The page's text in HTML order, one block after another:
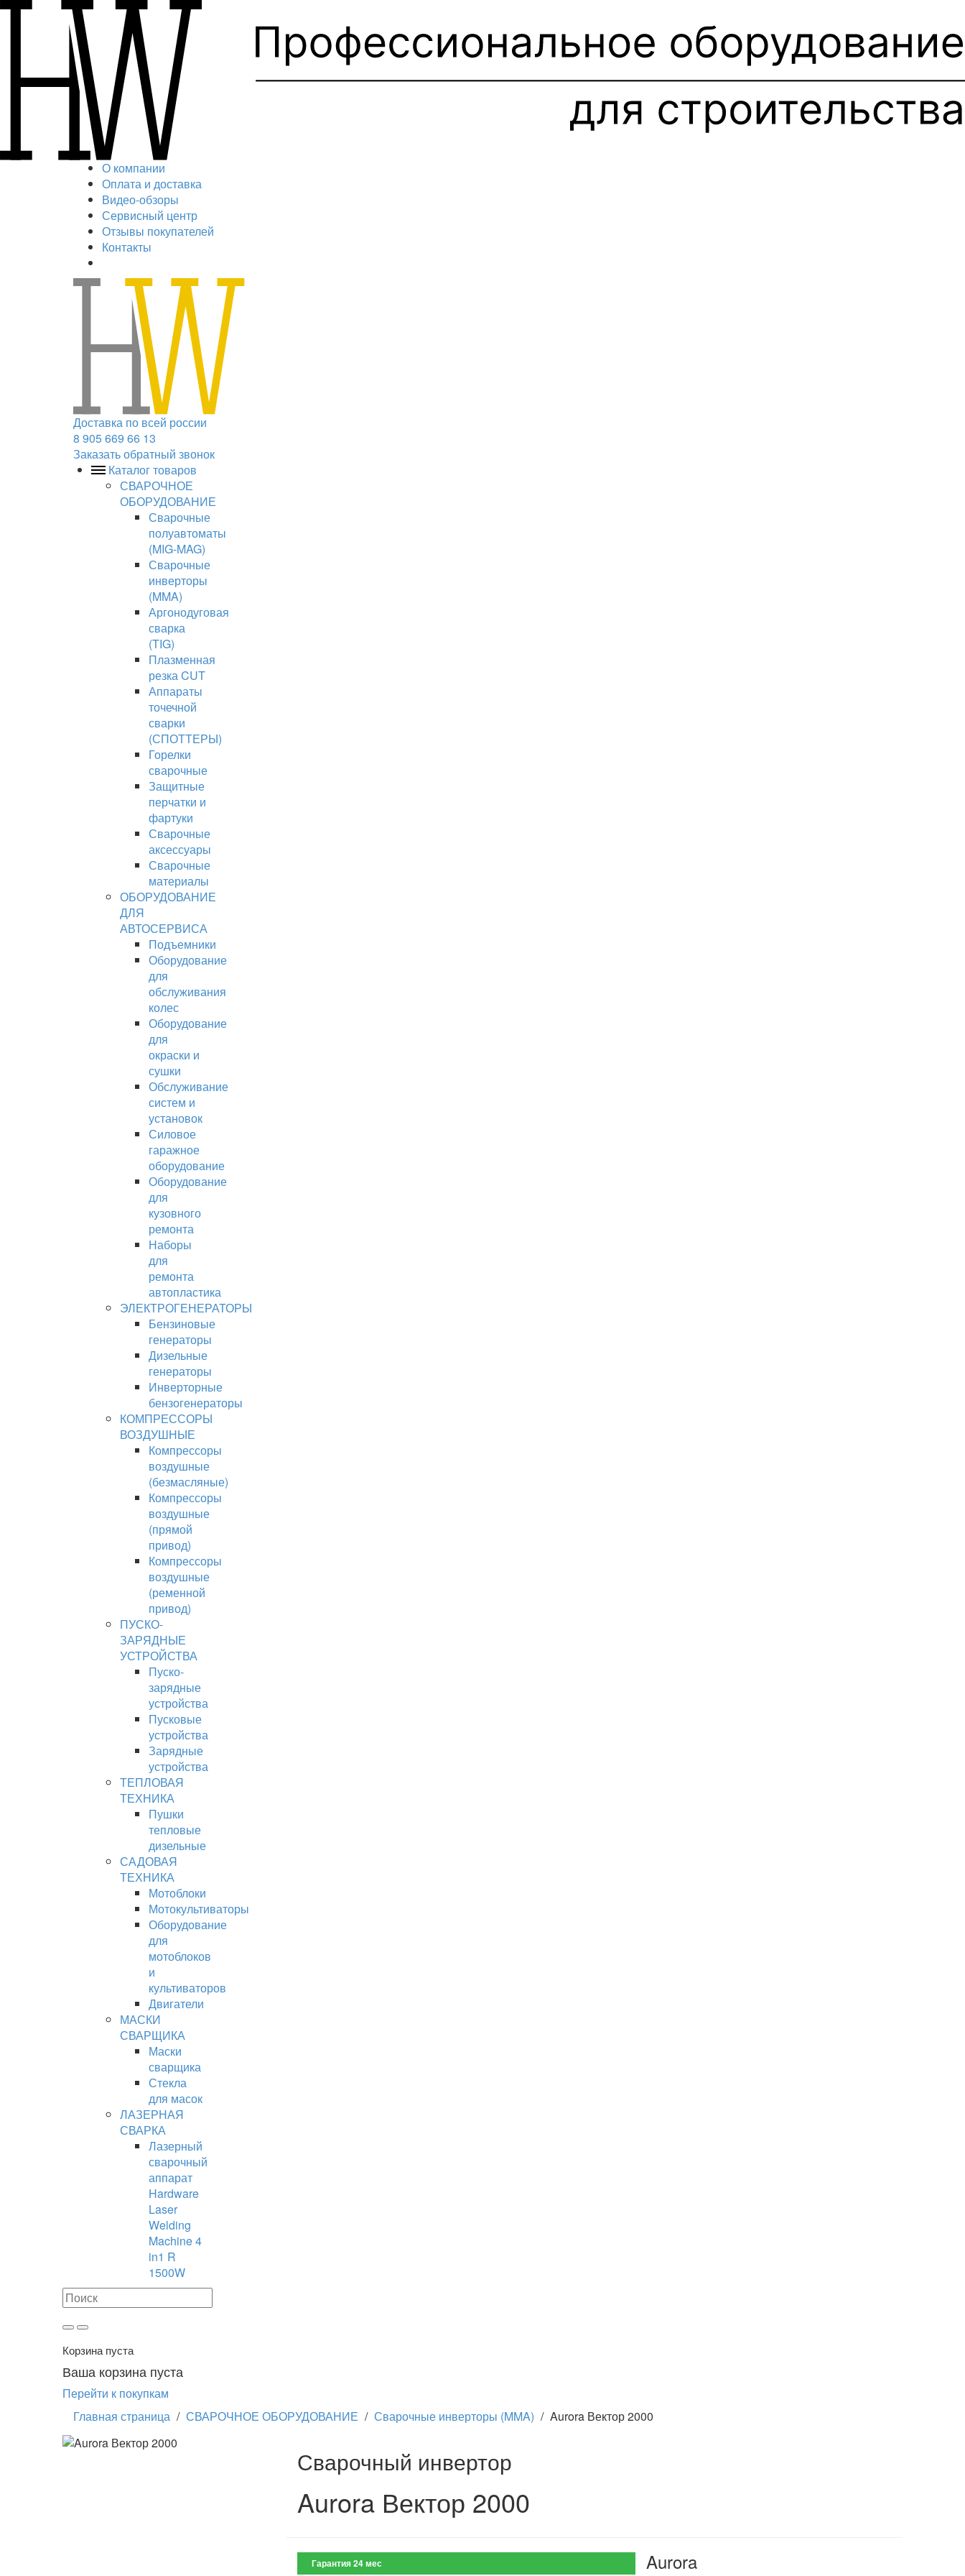
О компании
Оплата и доставка
Видео-обзоры
Сервисный центр
Отзывы покупателей
Контакты
Доставка по всей россии
8 905 669 66 13
Заказать обратный звонок
Каталог товаров
СВАРОЧНОЕ
ОБОРУДОВАНИЕ
Сварочные
полуавтоматы
(MIG-MAG)
Сварочные
инверторы
(MMA)
Аргонодуговая
сварка
(TIG)
Плазменная
резка CUT
Аппараты
точечной
сварки
(СПОТТЕРЫ)
Горелки
сварочные
Защитные
перчатки и
фартуки
Сварочные
аксессуары
Сварочные
материалы
ОБОРУДОВАНИЕ
ДЛЯ
АВТОСЕРВИСА
Подъемники
Оборудование
для
обслуживания
колес
Оборудование
для
окраски и
сушки
Обслуживание
систем и
установок
Силовое
гаражное
оборудование
Оборудование
для
кузовного
ремонта
Наборы
для
ремонта
автопластика
ЭЛЕКТРОГЕНЕРАТОРЫ
Бензиновые
генераторы
Дизельные
генераторы
Инверторные
бензогенераторы
КОМПРЕССОРЫ
ВОЗДУШНЫЕ
Компрессоры
воздушные
(безмасляные)
Компрессоры
воздушные
(прямой
привод)
Компрессоры
воздушные
(ременной
привод)
ПУСКО-
ЗАРЯДНЫЕ
УСТРОЙСТВА
Пуско-
зарядные
устройства
Пусковые
устройства
Зарядные
устройства
ТЕПЛОВАЯ
ТЕХНИКА
Пушки
тепловые
дизельные
САДОВАЯ
ТЕХНИКА
Мотоблоки
Мотокультиваторы
Оборудование
для
мотоблоков
и
культиваторов
Двигатели
МАСКИ
СВАРЩИКА
Маски
сварщика
Стекла
для масок
ЛАЗЕРНАЯ
СВАРКА
Лазерный
сварочный
аппарат
Hardware
Laser
Welding
Machine 4
in1 R
1500W
Корзина пуста
Ваша корзина пуста
Перейти к покупкам
Главная страница / СВАРОЧНОЕ ОБОРУДОВАНИЕ / Сварочные инверторы (MMA) / Aurora Вектор 2000
Сварочный инвертор
Aurora Вектор 2000
Гарантия 24 мес Aurora